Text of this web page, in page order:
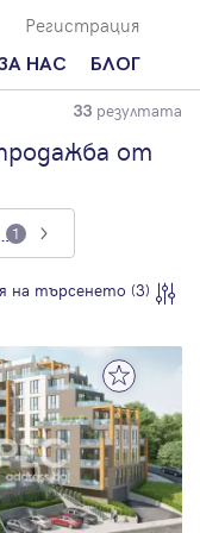
Регистрация
ЗА НАС
офиси
сме ние?
Run
БЛОГ
За продавачи
За купувачи
Ипотечно
наемодатели
наематели
Анализ на
пазара
Новини
33 резултата
от
1
на търсенето (3)